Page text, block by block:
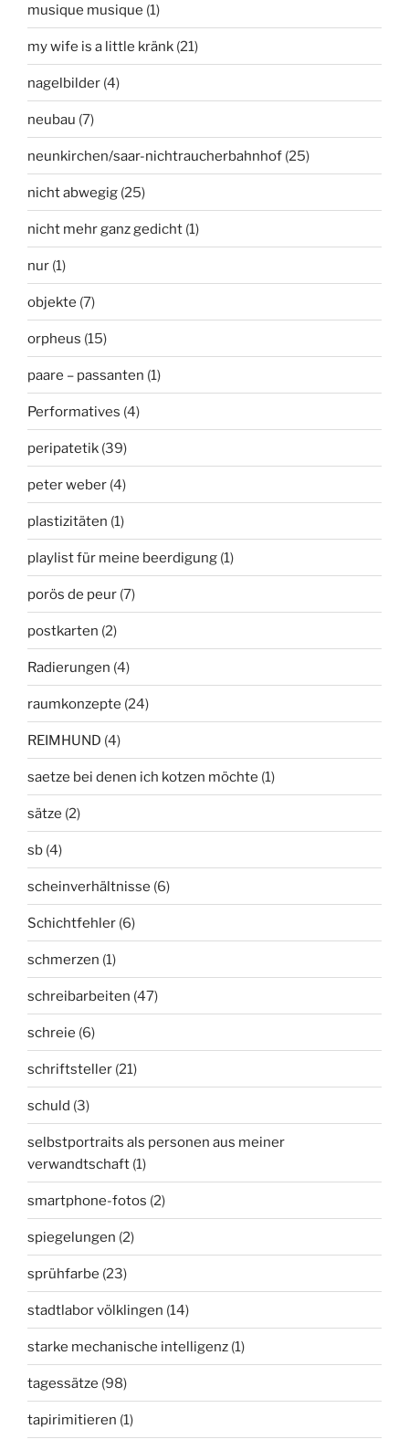
musique musique (1)
my wife is a little kränk (21)
nagelbilder (4)
neubau (7)
neunkirchen/saar-nichtraucherbahnhof (25)
nicht abwegig (25)
nicht mehr ganz gedicht (1)
nur (1)
objekte (7)
orpheus (15)
paare – passanten (1)
Performatives (4)
peripatetik (39)
peter weber (4)
plastizitäten (1)
playlist für meine beerdigung (1)
porös de peur (7)
postkarten (2)
Radierungen (4)
raumkonzepte (24)
REIMHUND (4)
saetze bei denen ich kotzen möchte (1)
sätze (2)
sb (4)
scheinverhältnisse (6)
Schichtfehler (6)
schmerzen (1)
schreibarbeiten (47)
schreie (6)
schriftsteller (21)
schuld (3)
selbstportraits als personen aus meiner
verwandtschaft (1)
smartphone-fotos (2)
spiegelungen (2)
sprühfarbe (23)
stadtlabor völklingen (14)
starke mechanische intelligenz (1)
tagessätze (98)
tapirimitieren (1)